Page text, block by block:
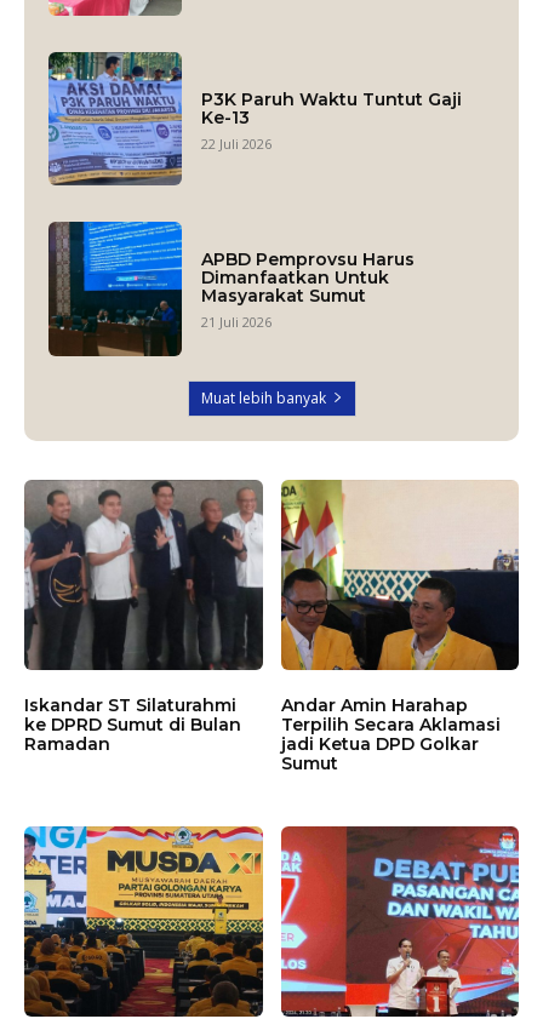
P3K Paruh Waktu Tuntut Gaji
Ke-13
22 Juli 2026
APBD Pemprovsu Harus
Dimanfaatkan Untuk
Masyarakat Sumut
21 Juli 2026
Muat lebih banyak
Iskandar ST Silaturahmi
ke DPRD Sumut di Bulan
Ramadan
Andar Amin Harahap
Terpilih Secara Aklamasi
jadi Ketua DPD Golkar
Sumut